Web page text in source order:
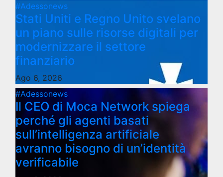
#Adessonews
Stati Uniti e Regno Unito svelano
un piano sulle risorse digitali per
modernizzare il settore
finanziario
Ago 6, 2026
#Adessonews
Il CEO di Moca Network spiega
perché gli agenti basati
sull’intelligenza artificiale
avranno bisogno di un’identità
verificabile